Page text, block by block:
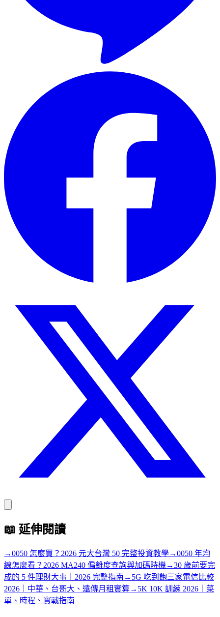
📖 延伸閱讀
→0050 怎麼買？2026 元大台灣 50 完整投資教學→0050 年均
線怎麼看？2026 MA240 偏離度查詢與加碼時機 →30 歲前要完
成的 5 件理財大事｜2026 完整指南 → 5G 吃到飽三家電信比較
2026｜中華、台哥大、遠傳月租實算→ 5K 10K 訓練 2026｜菜
單、時程、實戰指南